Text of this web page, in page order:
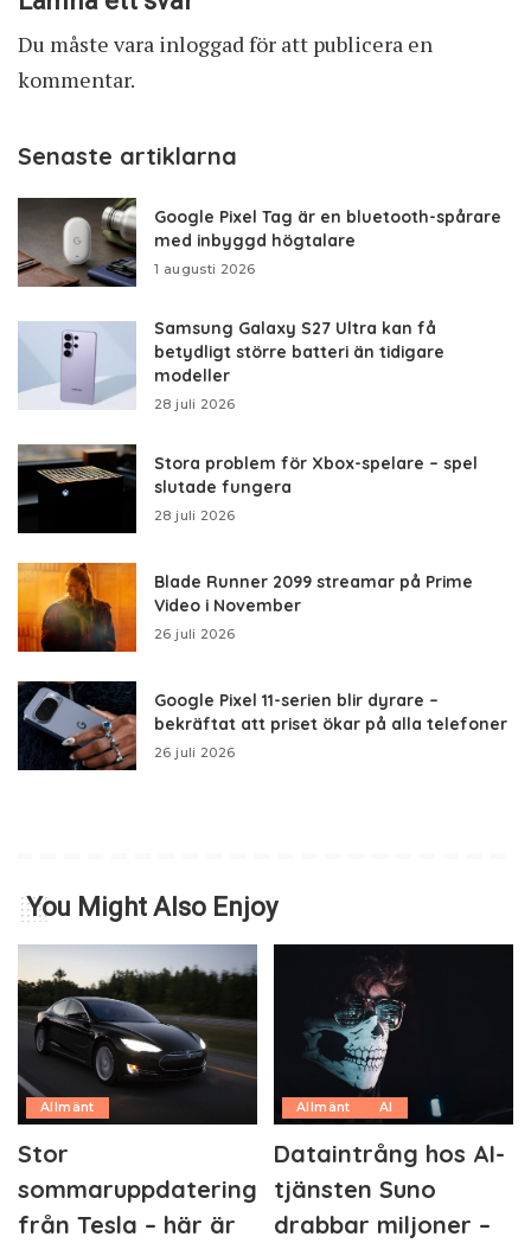
Du måste vara inloggadför att publicera en
kommentar.
Senaste artiklarna
Google Pixel Tag är en bluetooth-spårare
med inbyggd högtalare
1 augusti 2026
Samsung Galaxy S27 Ultra kan få
betydligt större batteri än tidigare
modeller
28 juli 2026
Stora problem för Xbox-spelare – spel
slutade fungera
28 juli 2026
Blade Runner 2099 streamar på Prime
Video i November
26 juli 2026
Google Pixel 11-serien blir dyrare –
bekräftat att priset ökar på alla telefoner
26 juli 2026
You Might Also Enjoy
Allmänt
Stor
sommaruppdatering
från Tesla – här är
Allmänt AI
Dataintrång hos AI-
tjänsten Suno
drabbar miljoner –